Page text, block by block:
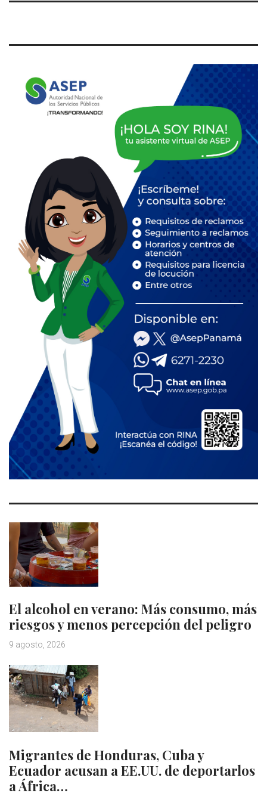
El alcohol en verano: Más consumo, más
riesgos y menos percepción del peligro
9 agosto, 2026
Migrantes de Honduras, Cuba y
Ecuador acusan a EE.UU. de deportarlos
a África…